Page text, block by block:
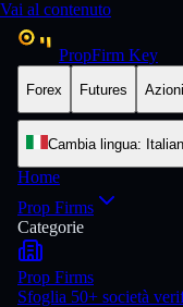
Vai al contenuto
PropFirm Key
Forex Futures Azioni
Cambia lingua:
Home
Prop Firms
Categorie
Prop Firms
Sfoglia 50+ società